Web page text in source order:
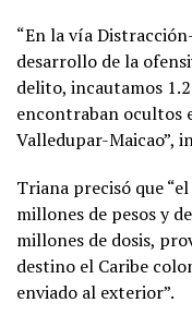
“En la vía
desarrollo de la
delito, incautamos
encontraban ocultos
Valledupar-Maicao”,
Triana precisó que
millones de pesos y
millones de dosis,
destino el Caribe
enviado al exterior”.